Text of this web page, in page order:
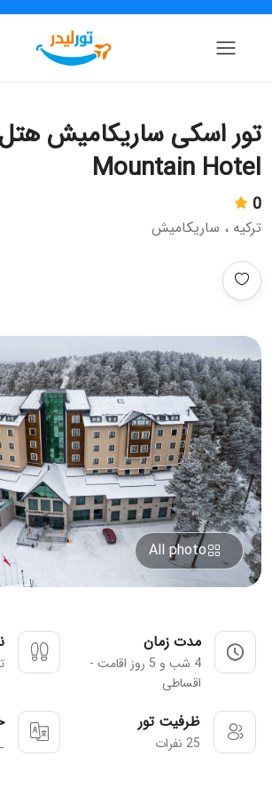
Mountain Hotel
0
ترکیه ، ساریکامیش
All photo
مدت زمان
4 شب و 5 روز اقامت -
اقساطی
ظرفیت تور
25 نفرات